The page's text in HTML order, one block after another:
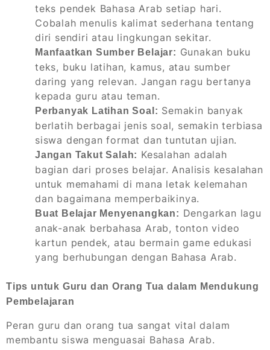
teks pendek Bahasa Arab setiap hari.
Cobalah menulis kalimat sederhana tentang
diri sendiri atau lingkungan sekitar.
Manfaatkan Sumber Belajar: Gunakan buku
teks, buku latihan, kamus, atau sumber
daring yang relevan. Jangan ragu bertanya
kepada guru atau teman.
Perbanyak Latihan Soal: Semakin banyak
berlatih berbagai jenis soal, semakin terbiasa
siswa dengan format dan tuntutan ujian.
Jangan Takut Salah: Kesalahan adalah
bagian dari proses belajar. Analisis kesalahan
untuk memahami di mana letak kelemahan
dan bagaimana memperbaikinya.
Buat Belajar Menyenangkan: Dengarkan lagu
anak-anak berbahasa Arab, tonton video
kartun pendek, atau bermain game edukasi
yang berhubungan dengan Bahasa Arab.
Tips untuk Guru dan Orang Tua dalam Mendukung
Pembelajaran
Peran guru dan orang tua sangat vital dalam
membantu siswa menguasai Bahasa Arab.